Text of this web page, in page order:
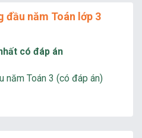
năm Toán lớp 3
có đáp án
năm Toán 3 (có đáp án)